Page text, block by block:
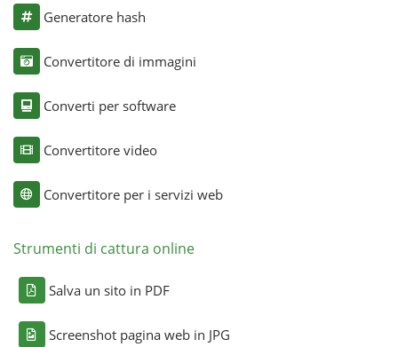
Generatore hash
Convertitore di immagini
Converti per software
Convertitore video
Convertitore per i servizi web
Strumenti di cattura online
Salva un sito in PDF
Screenshot pagina web in JPG